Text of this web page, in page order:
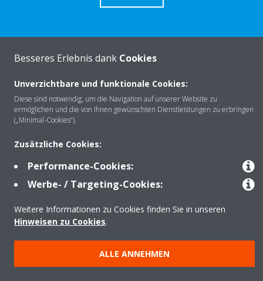
Über Daikin
Lösungen
Kontakt
Copyright © Daikin
Besseres Erlebnis dank Cookies
Unverzichtbare und funktionale Cookies:
Diese sind notwendig, um die Navigation auf unserer Website zu
ermöglichen und die von Ihnen gewünschten Dienstleistungen zu erbringen
(„Minimal-Cookies“).
Zusätzliche Cookies:
Performance-Cookies:
Werbe- / Targeting-Cookies:
Weitere Informationen zu Cookies finden Sie in unseren
Hinweisen zu Cookies.
ALLE ANNEHMEN